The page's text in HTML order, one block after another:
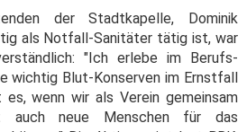
der Stadtkapelle, Dominik
als Notfall-Sanitäter tätig ist, war
"Ich erlebe im Berufs-
wichtig Blut-Konserven im Ernstfall
wenn wir als Verein gemeinsam
auch neue Menschen für das